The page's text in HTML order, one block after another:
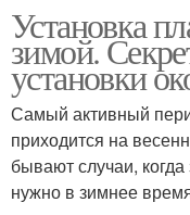
Установка
зимой.
установки
Самый активный
приходится на
бывают случаи,
нужно в зимнее